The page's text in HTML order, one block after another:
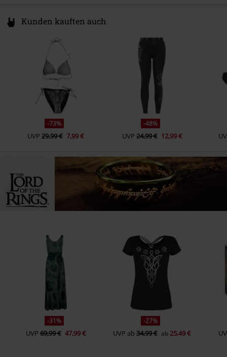
Kunden kauften auch
-73%
UVP 29,99 € 7,99 €
-48%
UVP 24,99 € 12,99 €
-31%
UVP 69,99 € 47,99 €
-27%
UVP ab34,99 € ab 25,49 €